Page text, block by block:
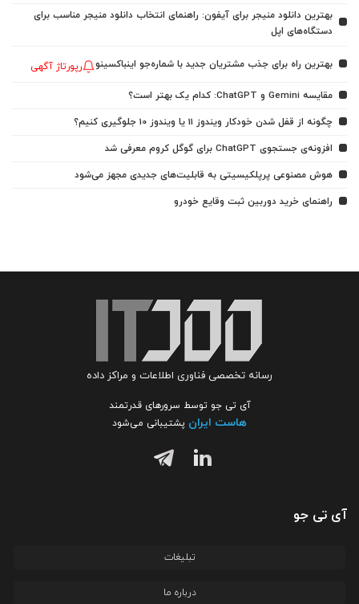
بهترین دانلود منیجر برای آیفون: راهنمای انتخاب دانلود منیجر مناسب برای
دستگاه‌های اپل
بهترین راه برای جذب مشتریان جدید با شماره‌جو اینباکسینو رپورتاژ آگهی
مقایسه Gemini و ChatGPT: کدام یک بهتر است؟
چگونه از قفل شدن خودکار ویندوز 11 یا ویندوز 10 جلوگیری کنیم؟
افزونه‌ی جستجوی ChatGPT برای گوگل کروم معرفی شد
هوش مصنوعی پرپلکیسیتی به قابلیت‌های جدیدی مجهز می‌شود
راهنمای خرید دوربین ثبت وقایع خودرو
رسانه تخصصی فناوری اطلاعات و مراکز داده
آی تی جو توسط سرورهای قدرتمند
هاست ایران پشتیبانی می‌شود
آی تی جو
تبلیغات
درباره ما